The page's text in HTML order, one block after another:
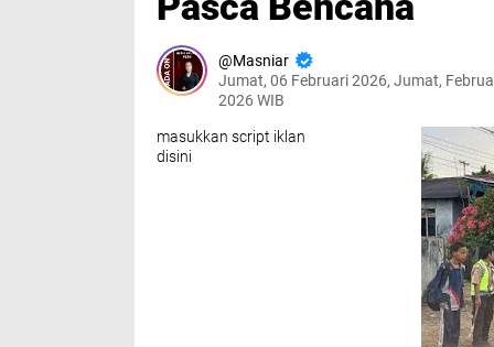
Masniar
Jumat, 06 Februari 2026, Jumat,
2026 WIB
masukkan script iklan
disini